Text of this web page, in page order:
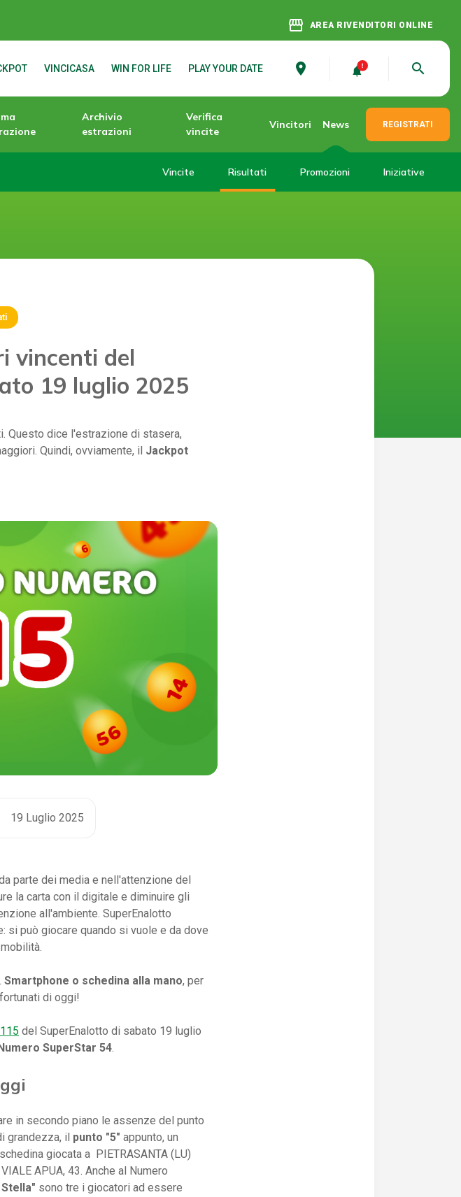
storefront AREA RIVENDITORI ONLINE
VINCICASA WIN FOR LIFE PLAY YOUR DATE place search
Archivio
estrazioni
Verifica
vincite
Vincitori News REGISTRATI
Vincite Risultati Promozioni Iniziative
vincenti del
19 luglio 2025
Questo dice l'estrazione di stasera,
Quindi, ovviamente, il Jackpot
19 Luglio 2025
parte dei media e nell'attenzione del
la carta con il digitale e diminuire gli
all'ambiente. SuperEnalotto
si può giocare quando si vuole e da dove
Smartphone o schedina alla mano, per
di oggi!
del SuperEnalotto di sabato 19 luglio
SuperStar 54.
in secondo piano le assenze del punto
grandezza, il punto "5" appunto, un
giocata a PIETRASANTA (LU)
APUA, 43. Anche al Numero
sono tre i giocatori ad essere